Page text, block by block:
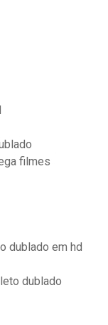
filmes
dublado em hd
dublado